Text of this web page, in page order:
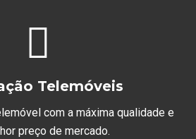
Telemóveis
com a máxima qualidade e
preço de mercado.